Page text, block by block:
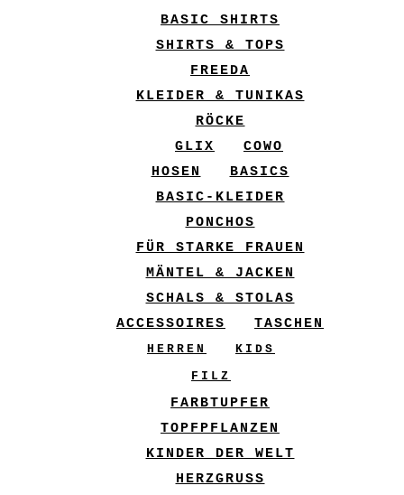
BASIC SHIRTS
SHIRTS & TOPS
FREEDA
KLEIDER & TUNIKAS
RÖCKE
GLIX
COWO
HOSEN
BASICS
BASIC-KLEIDER
PONCHOS
FÜR STARKE FRAUEN
MÄNTEL & JACKEN
SCHALS & STOLAS
ACCESSOIRES
TASCHEN
HERREN
KIDS
FILZ
FARBTUPFER
TOPFPFLANZEN
KINDER DER WELT
HERZGRUSS